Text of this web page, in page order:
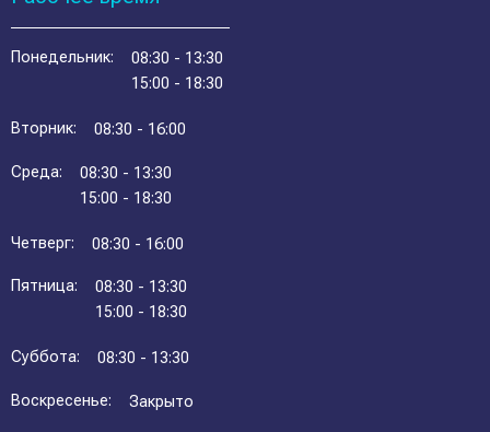
Понедельник:
08:30 - 13:30
15:00 - 18:30
Вторник: 08:30 - 16:00
Среда:
08:30 - 13:30
15:00 - 18:30
Четверг: 08:30 - 16:00
Пятница:
08:30 - 13:30
15:00 - 18:30
Суббота: 08:30 - 13:30
Воскресенье: Закрыто